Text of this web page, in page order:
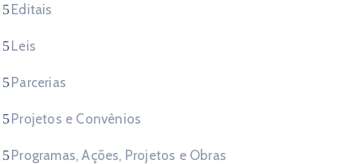
Editais
Leis
Parcerias
Projetos e Convênios
Programas, Ações, Projetos e Obras